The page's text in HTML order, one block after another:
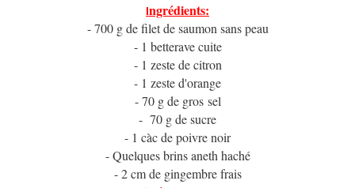
Ingrédients:
- 700 g de filet de saumon sans peau
- 1 betterave cuite
- 1 zeste de citron
- 1 zeste d'orange
- 70 g de gros sel
- 70 g de sucre
- 1 càc de poivre noir
- Quelques brins aneth haché
- 2 cm de gingembre frais